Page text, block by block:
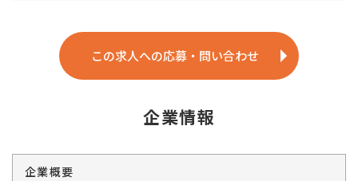
この求人への応募・問い合わせ
企業情報
企業概要